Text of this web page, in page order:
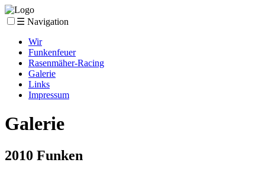
☰ Navigation
Wir
Funkenfeuer
Rasenmäher-Racing
Galerie
Links
Impressum
Galerie
2010 Funken